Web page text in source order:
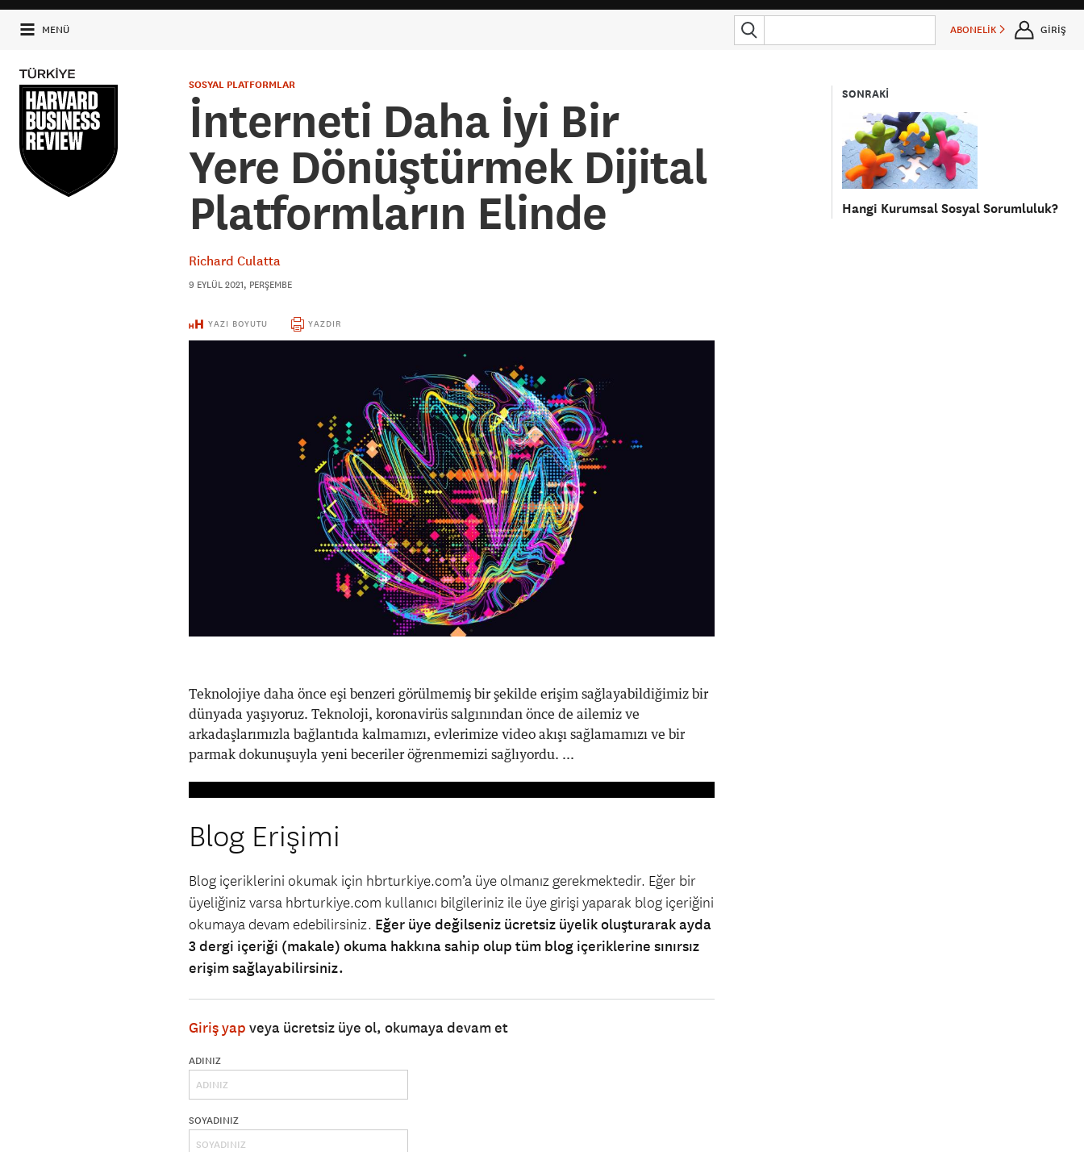
MENÜ ABONELİK GİRİŞ
SONRAKİ
Hangi Kurumsal Sosyal Sorumluluk?
SOSYAL PLATFORMLAR
İnterneti Daha İyi Bir
Yere Dönüştürmek Dijital
Platformların Elinde
Richard Culatta
9 EYLÜL 2021, PERŞEMBE
YAZI BOYUTU YAZDIR
Teknolojiye daha önce eşi benzeri görülmemiş bir şekilde erişim sağlayabildiğimiz bir
dünyada yaşıyoruz. Teknoloji, koronavirüs salgınından önce de ailemiz ve
arkadaşlarımızla bağlantıda kalmamızı, evlerimize video akışı sağlamamızı ve bir
parmak dokunuşuyla yeni beceriler öğrenmemizi sağlıyordu. ...
Blog Erişimi
Blog içeriklerini okumak için hbrturkiye.com’a üye olmanız gerekmektedir. Eğer bir
üyeliğiniz varsa hbrturkiye.com kullanıcı bilgileriniz ile üye girişi yaparak blog içeriğini
okumaya devam edebilirsiniz. Eğer üye değilseniz ücretsiz üyelik oluşturarak ayda
3 dergi içeriği (makale) okuma hakkına sahip olup tüm blog içeriklerine sınırsız
erişim sağlayabilirsiniz.
Giriş yap veya ücretsiz üye ol, okumaya devam et
ADINIZ
SOYADINIZ